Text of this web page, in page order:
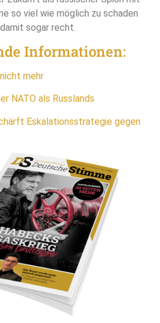
so viel wie möglich zu schaden
sogar recht.
Informationen:
mehr
NATO als Russlands
Eskalationsstrategie gegen